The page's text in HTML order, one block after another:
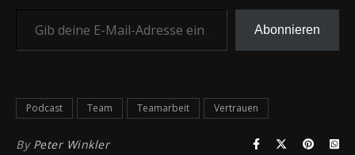
Abonnieren
Podcast Team Teamarbeit Vertrauen
By Peter Winkler